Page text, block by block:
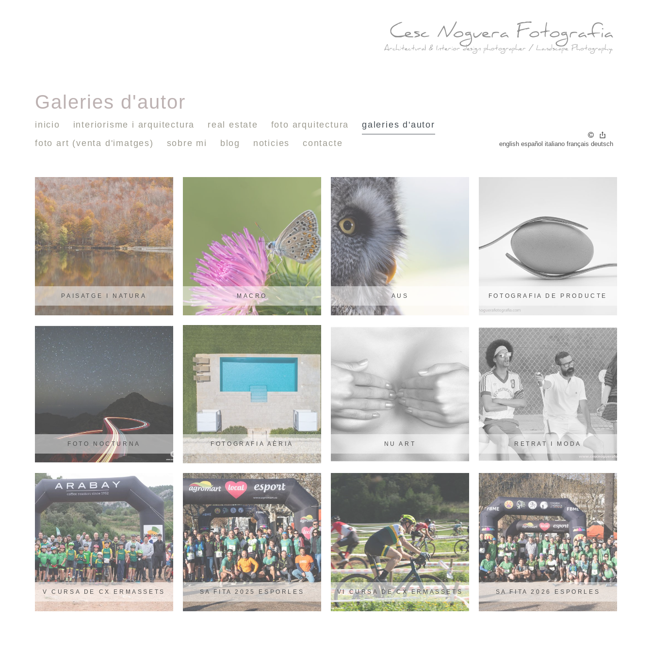
Galeries d'autor
inicio interiorisme i arquitectura real estate foto arquitectura
galeries d'autor
foto art (venta d'imatges)
sobre mi blog noticies contacte english español italiano français deutsch
PAISATGE I NATURA MACRO AUS FOTOGRAFIA DE PRODUCTE
FOTO NOCTURNA FOTOGRAFIA AÈRIA NU ART RETRAT I MODA
V CURSA DE CX ERMASSETS
ESPORLES 2024
SA FITA 2025 ESPORLES VI CURSA DE CX ERMASSETS
ESPORLES 25
SA FITA 2026 ESPORLES